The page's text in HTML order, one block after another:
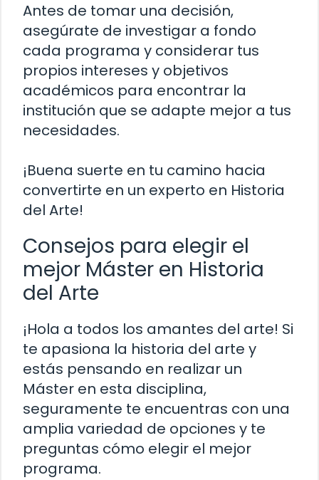
Antes de tomar una decisión,
asegúrate de investigar a fondo
cada programa y considerar tus
propios intereses y objetivos
académicos para encontrar la
institución que se adapte mejor a tus
necesidades.
¡Buena suerte en tu camino hacia
convertirte en un experto en Historia
del Arte!
Consejos para elegir el
mejor Máster en Historia
del Arte
¡Hola a todos los amantes del arte! Si
te apasiona la historia del arte y
estás pensando en realizar un
Máster en esta disciplina,
seguramente te encuentras con una
amplia variedad de opciones y te
preguntas cómo elegir el mejor
programa.